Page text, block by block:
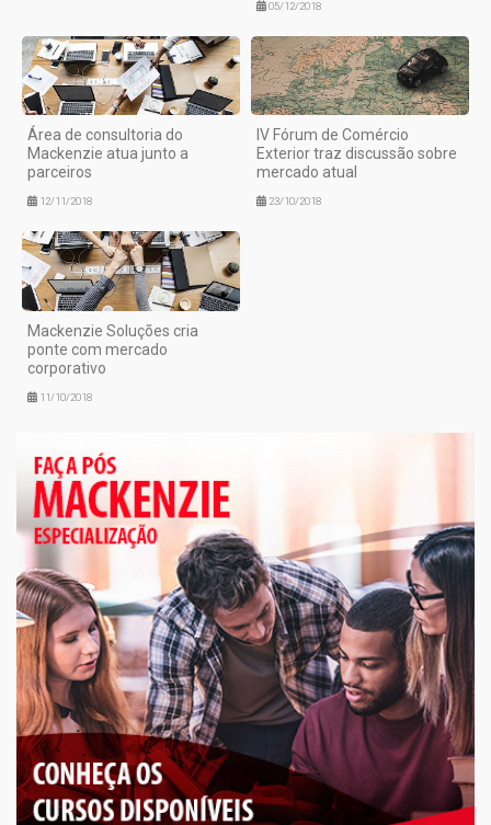
05/12/2018
Área de consultoria do
Mackenzie atua junto a
parceiros
12/11/2018
IV Fórum de Comércio
Exterior traz discussão sobre
mercado atual
23/10/2018
Mackenzie Soluções cria
ponte com mercado
corporativo
11/10/2018